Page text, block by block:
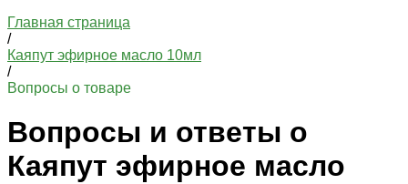
Главная страница
/
Каяпут эфирное масло 10мл
/
Вопросы о товаре
Вопросы и ответы о
Каяпут эфирное масло